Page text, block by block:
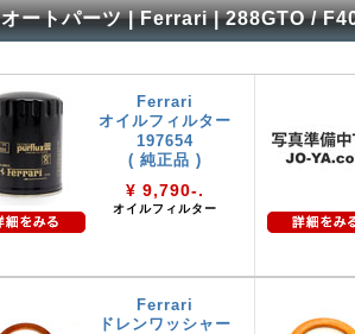
オートパーツ | Ferrari | 288GTO /
Ferrari
オイルフィルター
197654
( 純正品 )
¥ 9,790-.
オイルフィルター
Ferrari
ドレンワッシャー